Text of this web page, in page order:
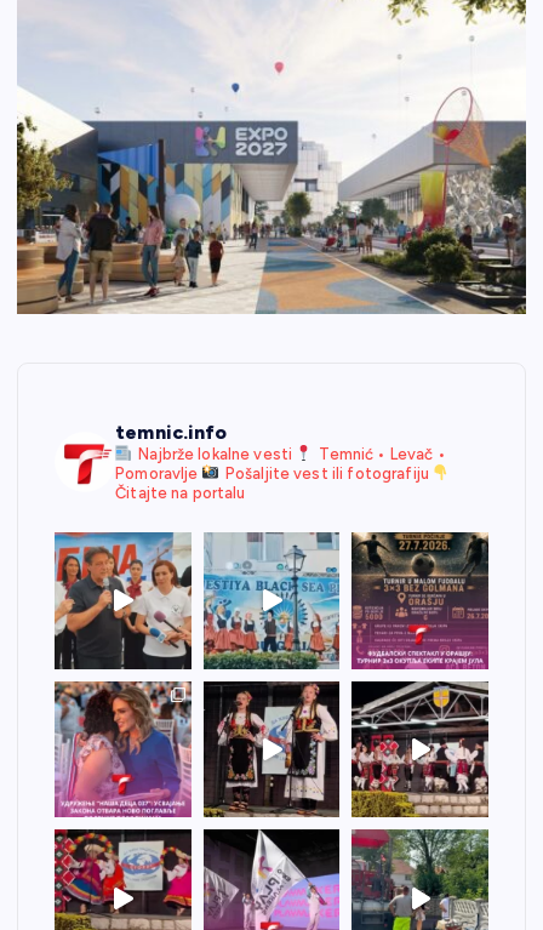
temnic.info
Najbrže lokalne vesti
Temnić • Levač •
Pomoravlje
Pošaljite vest ili fotografiju
Čitajte na portalu